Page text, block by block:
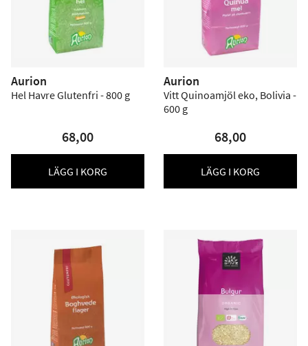
Aurion
Hel Havre Glutenfri - 800 g
68,00
LÄGG I KORG
Aurion
Vitt Quinoamjöl eko, Bolivia -
600 g
68,00
LÄGG I KORG